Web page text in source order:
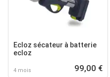
Ecloz sécateur à batterie
ecloz
4 mois 99,00 €